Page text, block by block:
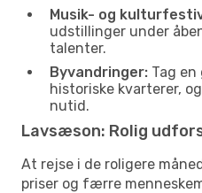
Musik- og
udstillinger under
talenter.
Byvandringer: Tag
historiske kvarterer,
nutid.
Lavsæson: Rolig
At rejse i de roligere
priser og færre